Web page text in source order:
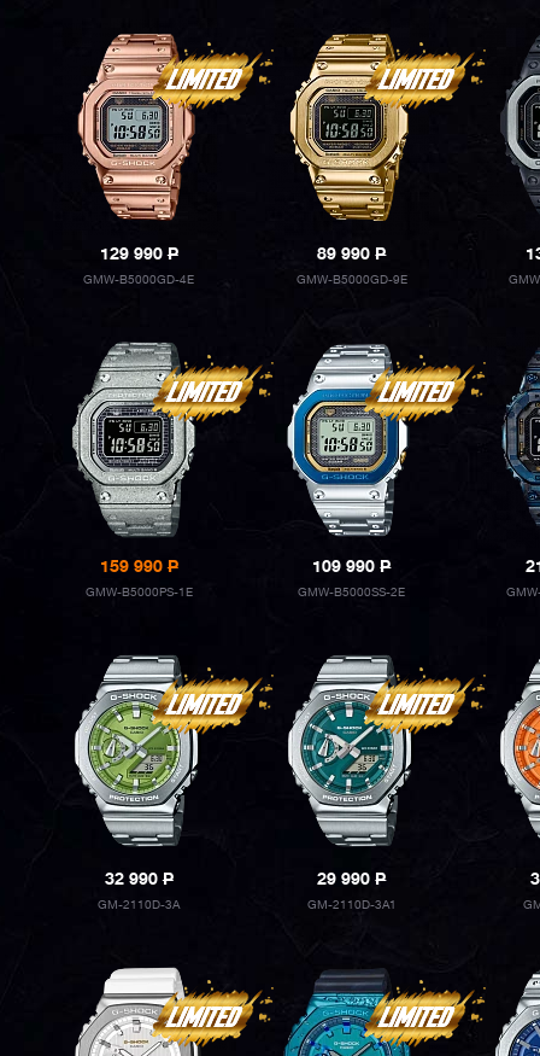
129 990P
GMW-B5000GD-4E
89 990P
GMW-B5000GD-9E
159 990P
GMW-B5000PS-1E
109 990P
GMW-B5000SS-2E
32 990P
GM-2110D-3A
29 990P
GM-2110D-3A1